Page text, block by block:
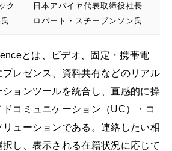
ク
日本アバイヤ代表取締役社長
ロバート・スチーブンソン氏
とは、ビデオ、固定・携帯電
レゼンス、資料共有などのリアル
ションツールを統合し、直感的に操
コミュニケーション（UC）・コ
ューションである。連絡したい相
し、表示される在籍状況に応じて